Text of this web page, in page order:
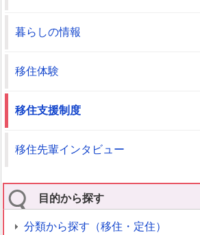
暮らしの情報
移住体験
移住支援制度
移住先輩インタビュー
目的から探す
分類から探す（移住・定住）